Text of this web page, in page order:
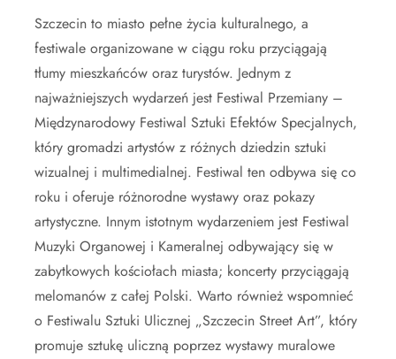
Szczecin to miasto pełne życia kulturalnego, a
festiwale organizowane w ciągu roku przyciągają
tłumy mieszkańców oraz turystów. Jednym z
najważniejszych wydarzeń jest Festiwal Przemiany –
Międzynarodowy Festiwal Sztuki Efektów Specjalnych,
który gromadzi artystów z różnych dziedzin sztuki
wizualnej i multimedialnej. Festiwal ten odbywa się co
roku i oferuje różnorodne wystawy oraz pokazy
artystyczne. Innym istotnym wydarzeniem jest Festiwal
Muzyki Organowej i Kameralnej odbywający się w
zabytkowych kościołach miasta; koncerty przyciągają
melomanów z całej Polski. Warto również wspomnieć
o Festiwalu Sztuki Ulicznej „Szczecin Street Art”, który
promuje sztukę uliczną poprzez wystawy muralowe